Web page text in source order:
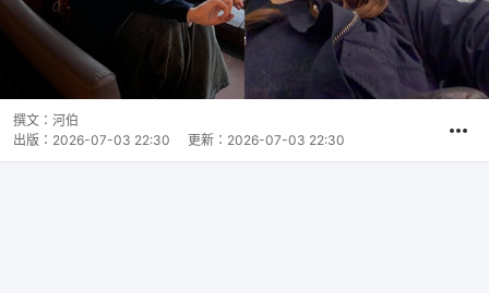
撰文： 河伯
出版： 2026-07-03 22:30 更新： 2026-07-03 22:30